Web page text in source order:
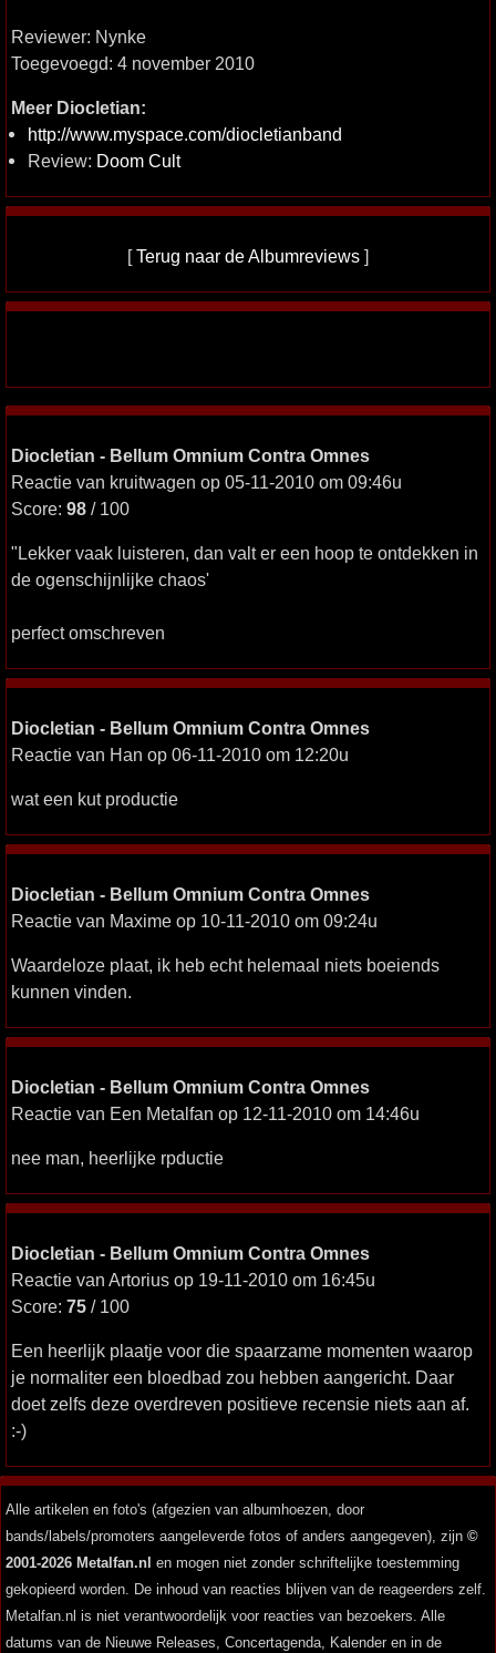
Reviewer: Nynke
Toegevoegd: 4 november 2010
Meer Diocletian:
http://www.myspace.com/diocletianband
Review: Doom Cult
[Terug naar de Albumreviews ]
Diocletian - Bellum Omnium Contra Omnes
Reactie van kruitwagen op 05-11-2010 om 09:46u
Score: 98 / 100
"Lekker vaak luisteren, dan valt er een hoop te ontdekken in
de ogenschijnlijke chaos'
perfect omschreven
Diocletian - Bellum Omnium Contra Omnes
Reactie van Han op 06-11-2010 om 12:20u
wat een kut productie
Diocletian - Bellum Omnium Contra Omnes
Reactie van Maxime op 10-11-2010 om 09:24u
Waardeloze plaat, ik heb echt helemaal niets boeiends
kunnen vinden.
Diocletian - Bellum Omnium Contra Omnes
Reactie van Een Metalfan op 12-11-2010 om 14:46u
nee man, heerlijke rpductie
Diocletian - Bellum Omnium Contra Omnes
Reactie van Artorius op 19-11-2010 om 16:45u
Score: 75 / 100
Een heerlijk plaatje voor die spaarzame momenten waarop
je normaliter een bloedbad zou hebben aangericht. Daar
doet zelfs deze overdreven positieve recensie niets aan af.
:-)
Alle artikelen en foto's (afgezien van albumhoezen, door
bands/labels/promoters aangeleverde fotos of anders aangegeven), zijn ©
2001-2026 Metalfan.nl en mogen niet zonder schriftelijke toestemming
gekopieerd worden. De inhoud van reacties blijven van de reageerders zelf.
Metalfan.nl is niet verantwoordelijk voor reacties van bezoekers. Alle
datums van de Nieuwe Releases, Concertagenda, Kalender en in de